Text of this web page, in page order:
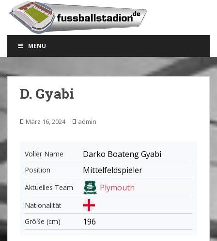
m
n
e
t
MENU
D. Gyabi
März 16, 2024 admin
Voller Name Darko Boateng Gyabi
Position Mittelfeldspieler
Aktuelles Team Plymouth
Nationalität
Größe (cm)
196